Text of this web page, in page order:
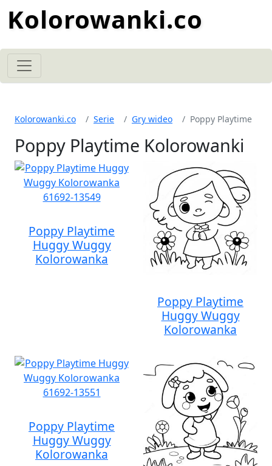
Kolorowanki.co
Kolorowanki.co Serie Gry wideo Poppy Playtime
Poppy Playtime Kolorowanki
Poppy Playtime
Huggy Wuggy
Kolorowanka
Poppy Playtime
Huggy Wuggy
Kolorowanka
Poppy Playtime
Huggy Wuggy
Kolorowanka